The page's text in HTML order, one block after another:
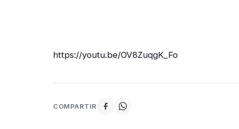
https://youtu.be/OV8ZuqgK_Fo
COMPARTIR